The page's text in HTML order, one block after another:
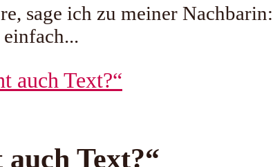
sage ich zu meiner
Text?“